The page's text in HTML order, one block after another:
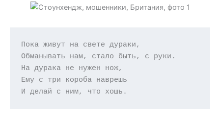
Пока живут на свете дураки,
Обманывать нам, стало быть, с руки.
На дурака не нужен нож,
Ему с три короба наврешь
И делай с ним, что хошь.